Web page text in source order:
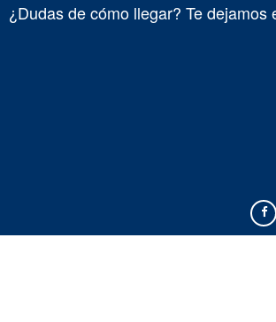
¿Dudas de cómo llegar? Te dejamos